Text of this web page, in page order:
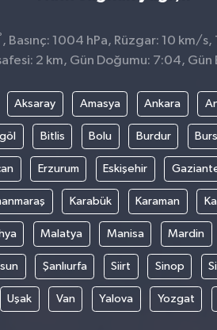
, Basınç: 1004 hPa, Rüzgar: 10 km/
2 km, Gün Doğumu: 7:04, Gün
Aksaray Amasya Ankara
Bitlis Bolu Burdur
Erzurum Eskişehir
Karabük Karaman
Malatya Manisa Mardin
Şanlıurfa Siirt Sinop
Uşak Van Yalova Yozgat